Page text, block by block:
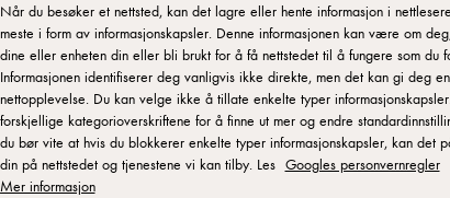
ID: 21032
Ulkjær Pizzatopping er laget av melk og
resultatet. Blandingen består av 50% Mozzarella
bruningsegenskaper passer den perfekt til pizza og
Når du besøker et nettsted, kan det lagre eller hente informasjon i
meste i form av informasjonskapsler. Denne informasjonen kan være om
dine eller enheten din eller bli brukt for å få nettstedet til å fungere som du
Informasjonen identifiserer deg vanligvis ikke direkte, men det kan gi deg
nettopplevelse. Du kan velge ikke å tillate enkelte typer
forskjellige kategorioverskriftene for å finne ut mer og endre
du bør vite at hvis du blokkerer enkelte typer informasjonskapsler, kan det
din på nettstedet og tjenestene vi kan tilby. Les Googles personvernregler
Mer informasjon